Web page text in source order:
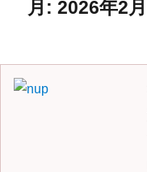
月:2026年2月